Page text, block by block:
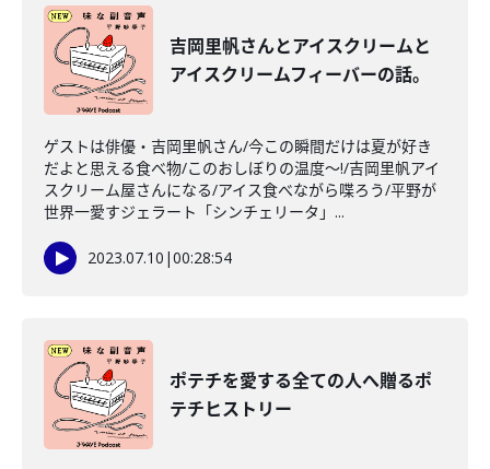
吉岡里帆さんとアイスクリームと
アイスクリームフィーバーの話。
ゲストは俳優・吉岡里帆さん/今この瞬間だけは夏が好き
だよと思える食べ物/このおしぼりの温度～!/吉岡里帆アイ
スクリーム屋さんになる/アイス食べながら喋ろう/平野が
世界一愛すジェラート「シンチェリータ」...
2023.07.10 |00:28:54
ポテチを愛する全ての人へ贈るポ
テチヒストリー